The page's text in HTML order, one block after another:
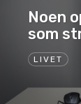
LIVET
Noen
som